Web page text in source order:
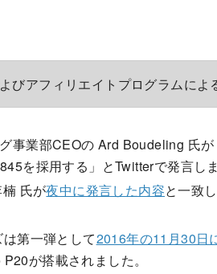
びアフィリエイトプログラムによ
事業部CEOの Ard Boudeling 氏
を採用する」とTwitterで発言しま
氏が夜中に発言した内容と一致
第一弾として2016年の11月30日
が搭載されました。